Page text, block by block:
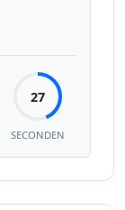
27
SECONDEN